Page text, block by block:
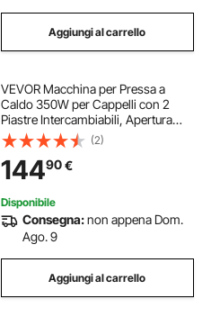
Aggiungi al carrello
VEVOR Macchina per Pressa a
Caldo 350W per Cappelli con 2
Piastre Intercambiabili, Apertura
Rilascio Automatici, Touchscreen
per Controllo Tempo Temperatura,
Stampa a Termico per Cappellini,
Verde
(2)
14490€
Disponibile
Consegna:non appena Dom.
Ago. 9
Aggiungi al carrello